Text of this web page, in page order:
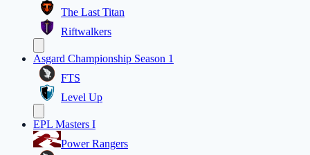
The Last Titan
Riftwalkers
Asgard Championship Season 1
FTS
Level Up
EPL Masters I
Power Rangers